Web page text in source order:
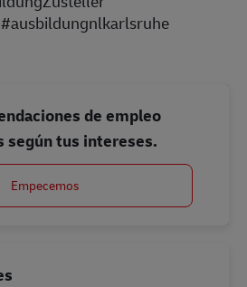
de empleo
según tus intereses.
Empecemos